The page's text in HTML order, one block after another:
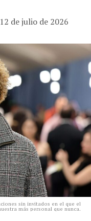
12 de julio de 2026
sin invitados en el que el
más personal que nunca.